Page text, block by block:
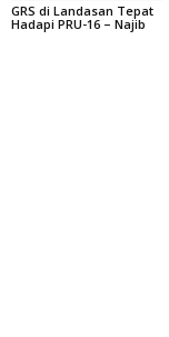
GRS di Landasan Tepat
Hadapi PRU-16 – Najib